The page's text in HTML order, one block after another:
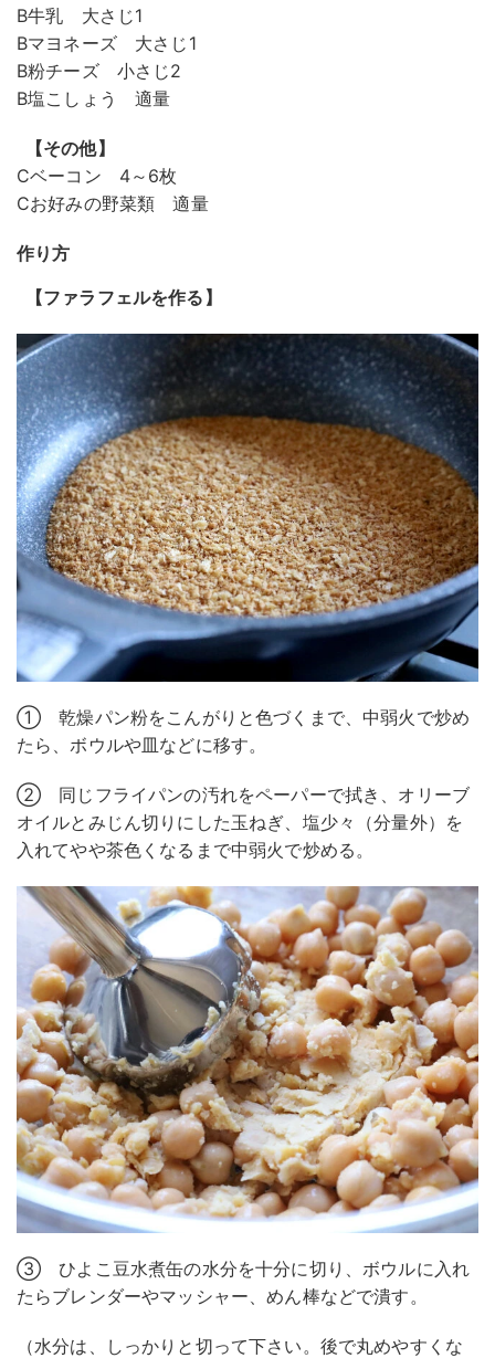
B牛乳 大さじ1
Bマヨネーズ 大さじ1
B粉チーズ 小さじ2
B塩こしょう 適量
【その他】
Cベーコン 4～6枚
Cお好みの野菜類 適量
作り方
【ファラフェルを作る】
① 乾燥パン粉をこんがりと色づくまで、中弱火で炒め
たら、ボウルや皿などに移す。
② 同じフライパンの汚れをペーパーで拭き、オリーブ
オイルとみじん切りにした玉ねぎ、塩少々（分量外）を
入れてやや茶色くなるまで中弱火で炒める。
③ ひよこ豆水煮缶の水分を十分に切り、ボウルに入れ
たらブレンダーやマッシャー、めん棒などで潰す。
（水分は、しっかりと切って下さい。後で丸めやすくな